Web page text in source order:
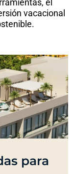
el
vacacional
para